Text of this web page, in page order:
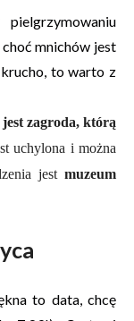
choć mnichów jest
to warto z
zagroda, którą
uchylona i można
jest muzeum
to data, chcę